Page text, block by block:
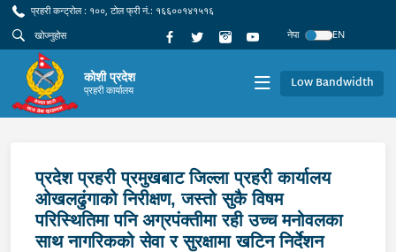
प्रहरी कन्ट्रोल : १००, टोल फ्री नं.: १६६००१४१५१६
नेपा
EN
कोशी प्रदेश
प्रहरी कार्यालय Low Bandwidth
प्रदेश प्रहरी प्रमुखबाट जिल्ला प्रहरी कार्यालय
ओखलढुंगाको निरीक्षण, जस्तो सुकै विषम
परिस्थितिमा पनि अग्रपंक्तीमा रही उच्च मनोवलका
साथ नागरिकको सेवा र सुरक्षामा खटिन निर्देशन